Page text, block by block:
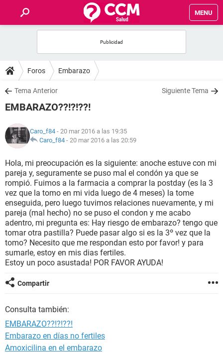
MENU
FOROS
SALUD
NUTRICIÓN
BIENESTAR
SEXUALIDAD
GLOSARIO
Foros Embarazo
Tema Anterior Siguiente Tema
EMBARAZO??!?!??!
Caro_f84 - 20 mar 2016 a las 19:35
Caro_f84 - 20 mar 2016 a las 20:59
Hola, mi preocupación es la siguiente: anoche estuve con mi
pareja y, seguramente se puso mal el condón ya que se
rompió. Fuimos a la farmacia a comprar la postday (es la 3
vez que la tomo en mi vida luego de 4 meses) la tome
enseguida, pero luego tuvimos relaciones nuevamente, y mi
pareja (mal hecho) no se puso el condon y me acabo
adentro, mi pregunta es: Hay riesgo de embarazo? tengo que
tomar otra pastilla? Puede pasar algo si es la 3º vez que la
tomo? Necesito que me respondan esto por favor! y para
sumarle, estoy en mis dias fertiles.
Estoy un poco asustada! POR FAVOR AYUDA!
Compartir
Consulta también:
EMBARAZO??!?!??!
Embarazo en días no fertiles
Amoxicilina en el embarazo